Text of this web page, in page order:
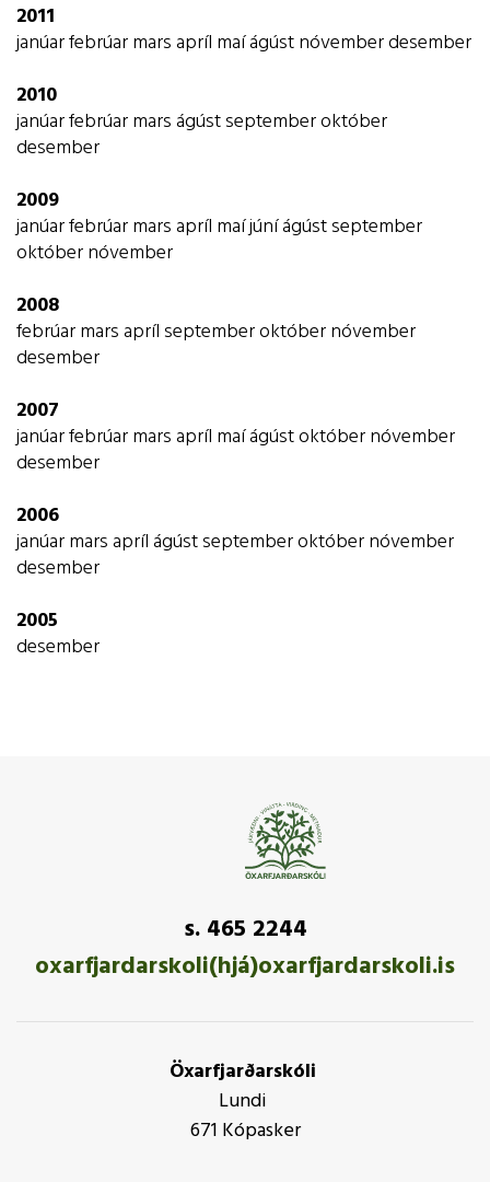
2011
janúarfebrúarmarsapríl maíágústnóvemberdesember
2010
janúarfebrúarmarságústseptemberoktóber
desember
2009
janúarfebrúarmarsapríl maíjúníágústseptember
októbernóvember
2008
febrúarmarsaprílseptemberoktóbernóvember
desember
2007
janúarfebrúarmarsapríl maíágústoktóbernóvember
desember
2006
janúarmarsaprílágústseptemberoktóbernóvember
desember
2005
desember
s. 465 2244
oxarfjardarskoli(hjá)oxarfjardarskoli.is
Öxarfjarðarskóli
Lundi
671 Kópasker